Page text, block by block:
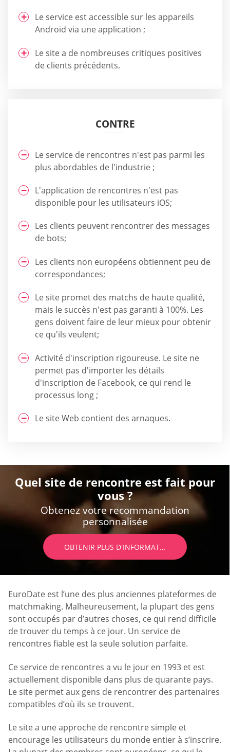
Le service est accessible sur les appareils
Android via une application ;
Le site a de nombreuses critiques positives
de clients précédents.
CONTRE
Le service de rencontres n'est pas parmi les
plus abordables de l'industrie ;
L'application de rencontres n'est pas
disponible pour les utilisateurs iOS;
Les clients peuvent rencontrer des messages
de bots;
Les clients non européens obtiennent peu de
correspondances;
Le site promet des matchs de haute qualité,
mais le succès n'est pas garanti à 100%. Les
gens doivent faire de leur mieux pour obtenir
ce qu'ils veulent;
Activité d'inscription rigoureuse. Le site ne
permet pas d'importer les détails
d'inscription de Facebook, ce qui rend le
processus long ;
Le site Web contient des arnaques.
Quel site de rencontre est fait pour
vous ?
Obtenez votre recommandation
personnalisée
OBTENIR PLUS D'INFORMATIONS
EuroDate est l’une des plus anciennes plateformes de
matchmaking. Malheureusement, la plupart des gens
sont occupés par d’autres choses, ce qui rend difficile
de trouver du temps à ce jour. Un service de
rencontres fiable est la seule solution parfaite.
Ce service de rencontres a vu le jour en 1993 et est
actuellement disponible dans plus de quarante pays.
Le site permet aux gens de rencontrer des partenaires
compatibles d’où ils se trouvent.
Le site a une approche de rencontre simple et
encourage les utilisateurs du monde entier à s’inscrire.